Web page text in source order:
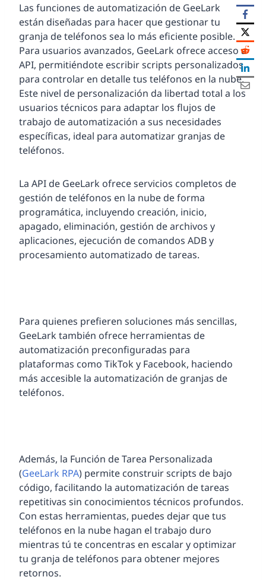
Las funciones de automatización de GeeLark
están diseñadas para hacer que gestionar tu
granja de teléfonos sea lo más eficiente posible.
Para usuarios avanzados, GeeLark ofrece acceso a
API, permitiéndote escribir scripts personalizados
para controlar en detalle tus teléfonos en la nube.
Este nivel de personalización da libertad total a los
usuarios técnicos para adaptar los flujos de
trabajo de automatización a sus necesidades
específicas, ideal para automatizar granjas de
teléfonos.
La API de GeeLark ofrece servicios completos de
gestión de teléfonos en la nube de forma
programática, incluyendo creación, inicio,
apagado, eliminación, gestión de archivos y
aplicaciones, ejecución de comandos ADB y
procesamiento automatizado de tareas.
Para quienes prefieren soluciones más sencillas,
GeeLark también ofrece herramientas de
automatización preconfiguradas para
plataformas como TikTok y Facebook, haciendo
más accesible la automatización de granjas de
teléfonos.
Además, la Función de Tarea Personalizada
(GeeLark RPA) permite construir scripts de bajo
código, facilitando la automatización de tareas
repetitivas sin conocimientos técnicos profundos.
Con estas herramientas, puedes dejar que tus
teléfonos en la nube hagan el trabajo duro
mientras tú te concentras en escalar y optimizar
tu granja de teléfonos para obtener mejores
retornos.